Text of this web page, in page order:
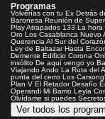
Programas
Volverías con tu Ex Detrás
Baronesa Reunión de
PlayAtrapados 133 La hora
Oro Los Casablanca Nuevo
Querencia Al Sur del
Ley de Baltazar Hasta
Demente Edificio Corona
insólito De aquí vengo yo
Viajando Ando La Ruta del
punta del cerro Los
Plan V El Retador Desafío
Operandi Mi Barrio Leyla
Olvídame si puedes
Ver todos los